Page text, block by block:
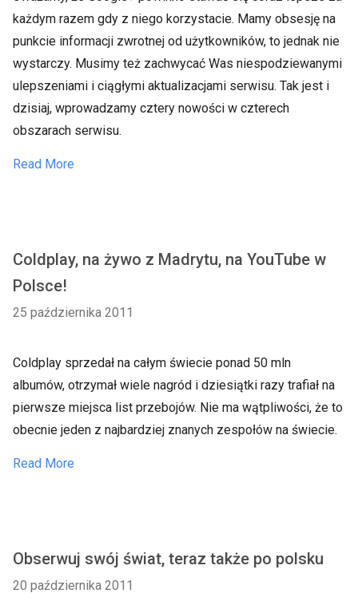
każdym razem gdy z niego korzystacie. Mamy obsesję na
punkcie informacji zwrotnej od użytkowników, to jednak nie
wystarczy. Musimy też zachwycać Was niespodziewanymi
ulepszeniami i ciągłymi aktualizacjami serwisu. Tak jest i
dzisiaj, wprowadzamy cztery nowości w czterech
obszarach serwisu.
Read More
Coldplay, na żywo z Madrytu, na YouTube w
Polsce!
25 października 2011
Coldplay sprzedał na całym świecie ponad 50 mln
albumów, otrzymał wiele nagród i dziesiątki razy trafiał na
pierwsze miejsca list przebojów. Nie ma wątpliwości, że to
obecnie jeden z najbardziej znanych zespołów na świecie.
Read More
Obserwuj swój świat, teraz także po polsku
20 października 2011